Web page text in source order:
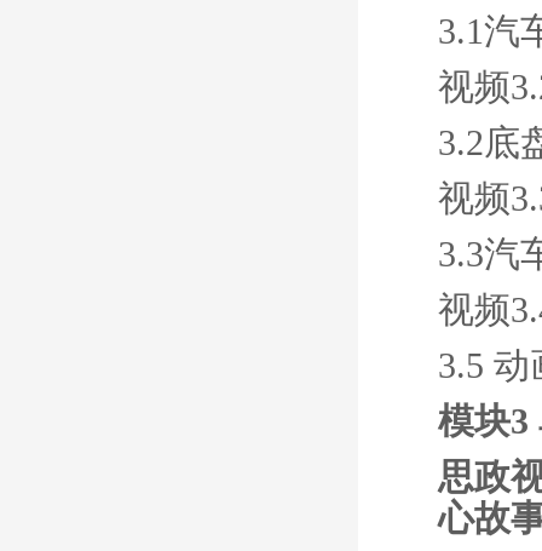
3.1汽
视频
3.2底
视频
3.3汽
视频
3.5
模块3
思政
心故